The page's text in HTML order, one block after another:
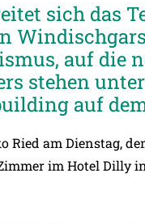
sich das
auf die
stehen
auf
am Dienstag,
im Hotel Dilly